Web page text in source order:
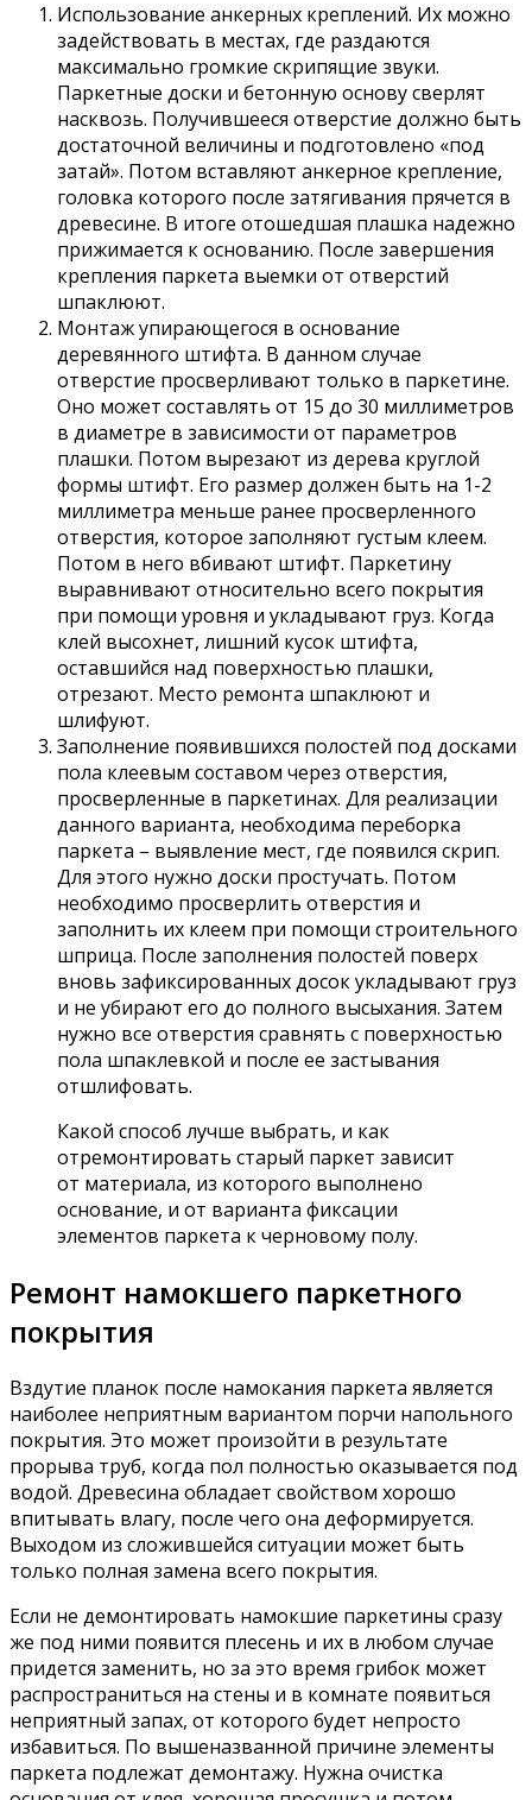
Использование анкерных креплений. Их можно
задействовать в местах, где раздаются
максимально громкие скрипящие звуки.
Паркетные доски и бетонную основу сверлят
насквозь. Получившееся отверстие должно быть
достаточной величины и подготовлено «под
затай». Потом вставляют анкерное крепление,
головка которого после затягивания прячется в
древесине. В итоге отошедшая плашка надежно
прижимается к основанию. После завершения
крепления паркета выемки от отверстий
шпаклюют.
Монтаж упирающегося в основание
деревянного штифта. В данном случае
отверстие просверливают только в паркетине.
Оно может составлять от 15 до 30 миллиметров
в диаметре в зависимости от параметров
плашки. Потом вырезают из дерева круглой
формы штифт. Его размер должен быть на 1-2
миллиметра меньше ранее просверленного
отверстия, которое заполняют густым клеем.
Потом в него вбивают штифт. Паркетину
выравнивают относительно всего покрытия
при помощи уровня и укладывают груз. Когда
клей высохнет, лишний кусок штифта,
оставшийся над поверхностью плашки,
отрезают. Место ремонта шпаклюют и
шлифуют.
Заполнение появившихся полостей под досками
пола клеевым составом через отверстия,
просверленные в паркетинах. Для реализации
данного варианта, необходима переборка
паркета – выявление мест, где появился скрип.
Для этого нужно доски простучать. Потом
необходимо просверлить отверстия и
заполнить их клеем при помощи строительного
шприца. После заполнения полостей поверх
вновь зафиксированных досок укладывают груз
и не убирают его до полного высыхания. Затем
нужно все отверстия сравнять с поверхностью
пола шпаклевкой и после ее застывания
отшлифовать.
Какой способ лучше выбрать, и как
отремонтировать старый паркет зависит
от материала, из которого выполнено
основание, и от варианта фиксации
элементов паркета к черновому полу.
Ремонт намокшего паркетного
покрытия
Вздутие планок после намокания паркета является
наиболее неприятным вариантом порчи напольного
покрытия. Это может произойти в результате
прорыва труб, когда пол полностью оказывается под
водой. Древесина обладает свойством хорошо
впитывать влагу, после чего она деформируется.
Выходом из сложившейся ситуации может быть
только полная замена всего покрытия.
Если не демонтировать намокшие паркетины сразу
же под ними появится плесень и их в любом случае
придется заменить, но за это время грибок может
распространиться на стены и в комнате появиться
неприятный запах, от которого будет непросто
избавиться. По вышеназванной причине элементы
паркета подлежат демонтажу. Нужна очистка